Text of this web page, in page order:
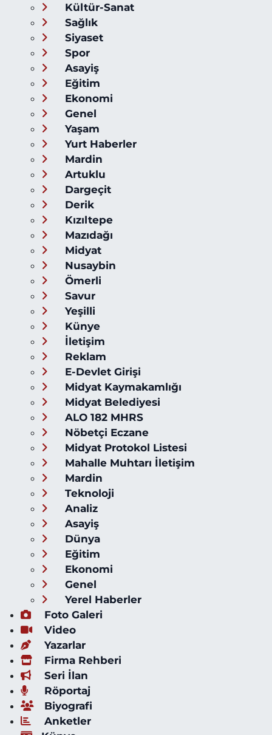
Kültür-Sanat
Sağlık
Siyaset
Spor
Asayiş
Eğitim
Ekonomi
Genel
Yaşam
Yurt Haberler
Mardin
Artuklu
Dargeçit
Derik
Kızıltepe
Mazıdağı
Midyat
Nusaybin
Ömerli
Savur
Yeşilli
Künye
İletişim
Reklam
E-Devlet Girişi
Midyat Kaymakamlığı
Midyat Belediyesi
ALO 182 MHRS
Nöbetçi Eczane
Midyat Protokol Listesi
Mahalle Muhtarı İletişim
Mardin
Teknoloji
Analiz
Asayiş
Dünya
Eğitim
Ekonomi
Genel
Yerel Haberler
Foto Galeri
Video
Yazarlar
Firma Rehberi
Seri İlan
Röportaj
Biyografi
Anketler